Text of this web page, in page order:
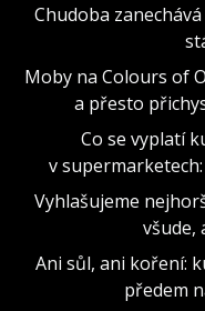
Chudoba
Moby na Colours of
a přesto
Co se vyplatí
v
Vyhlašujeme
všude,
Ani sůl, ani koření:
předem